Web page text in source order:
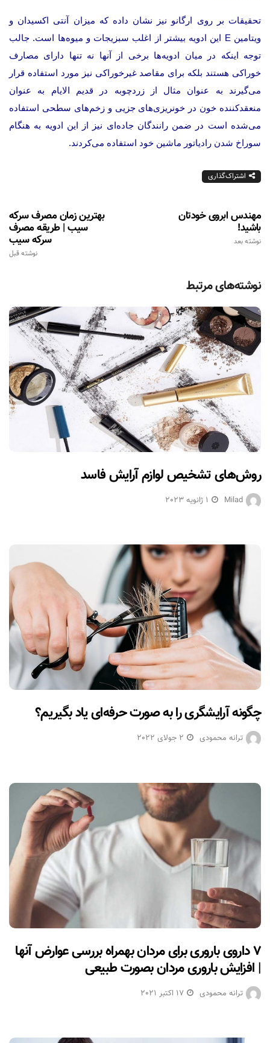
تحقیقات بر روی ارگانو نیز نشان داده كه میزان آنتی اكسیدان و
ویتامین E این ادویه بیشتر از اغلب سبزیجات و میوه‌ها است. جالب
توجه اینكه در میان ادویه‌ها برخی از آنها نه تنها دارای مصارف
خوراكی هستند بلكه برای مقاصد غیرخوراكی نیز مورد استفاده قرار
می‌گیرند به عنوان مثال از زردچوبه در قدیم الایام به عنوان
منعقدكننده خون در خونریزی‌های جزیی و زخم‌های سطحی استفاده
می‌شده است در ضمن رانندگان جاده‌ای نیز از این ادویه به هنگام
سوراخ شدن رادیاتور ماشین خود استفاده می‌كردند.
اشتراک‌گذاری
بهترین زمان مصرف سرکه
سیب | طریقه مصرف
سرکه سیب
نوشته قبل
مهندس ابروی خودتان
باشید!
نوشته بعد
نوشته‌های مرتبط
روش‌های تشخیص لوازم آرایش فاسد
Milad 1 ژانویه 2023
چگونه آرایشگری را به صورت حرفه‌ای یاد بگیریم؟
ترانه محمودی 2 جولای 2022
۷ داروی باروری برای مردان بهمراه بررسی عوارض آنها
| افزایش باروری مردان بصورت طبیعی
ترانه محمودی 17 اکتبر 2021